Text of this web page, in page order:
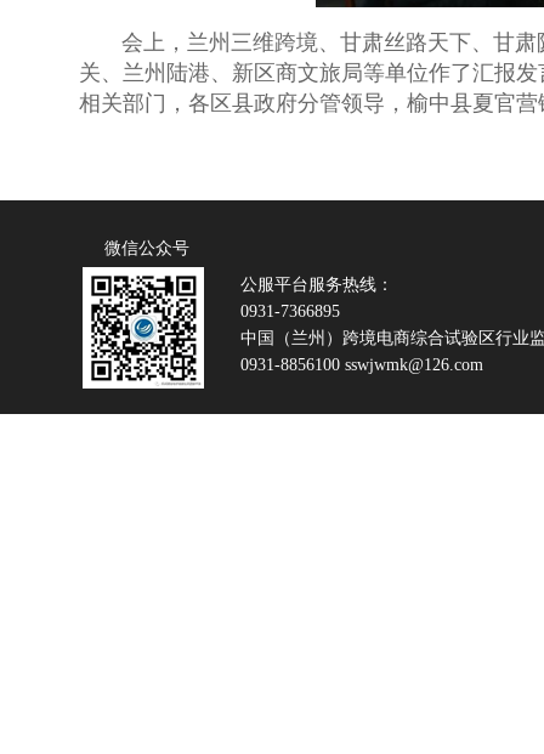
会上，兰州三维跨境、甘肃丝路天下、甘肃
关、兰州陆港、新区商文旅局等单位作了汇报
相关部门，各区县政府分管领导，榆中县夏官
微信公众号
公服平台服务热线：
0931-7366895
中国（兰州）跨境电商综合试验区行业
0931-8856100 sswjwmk@126.com